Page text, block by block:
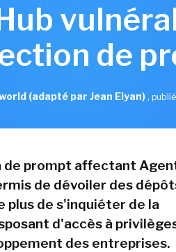
de
(adapté par Jean Elyan),
de prompt affectant
de dévoiler des
plus de s'inquiéter de la
d'accès à
des entreprises.